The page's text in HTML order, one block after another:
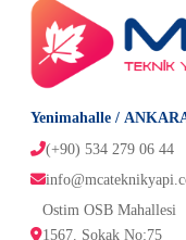
Yenimahalle /
(+90) 534 279 06 44
Ostim OSB Mahallesi
1567. Sokak No:75